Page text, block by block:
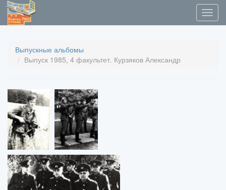
Выпускные альбомы
Выпуск 1985, 4 факультет. Курзяков Александр